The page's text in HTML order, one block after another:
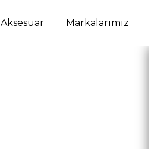
Aksesuar Markalarımız